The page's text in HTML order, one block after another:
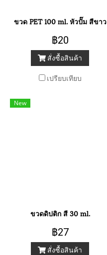
ขวด PET 100 ml. หัวปั๊ม สีขาว
฿20
สั่งซื้อสินค้า
เปรียบเทียบ
New
ขวดดิปติก สี 30 ml.
฿27
สั่งซื้อสินค้า